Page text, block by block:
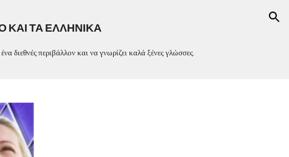
ΚΑΙ ΤΑ ΕΛΛΗΝΙΚΑ
διεθνές περιβάλλον και να γνωρίζει καλά ξένες γλώσσες.